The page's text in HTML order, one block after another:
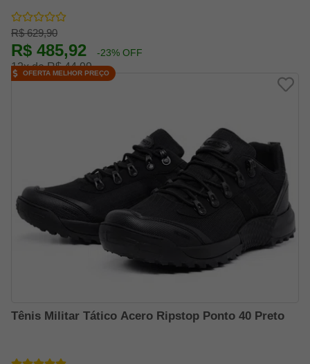
R$ 629,90
R$ 485,92 -23% OFF
12x de R$ 44,99
Tênis Militar Tático Acero Ripstop Ponto 40 Preto
OFERTA MELHOR PREÇO